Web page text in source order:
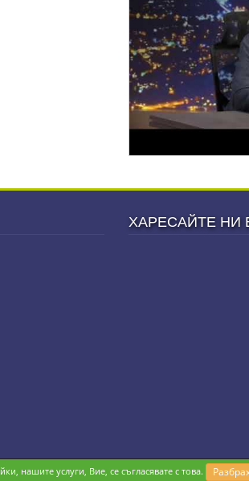
ХАРЕСАЙТЕ НИ
нашите услуги, Вие, се съгласявате с това.